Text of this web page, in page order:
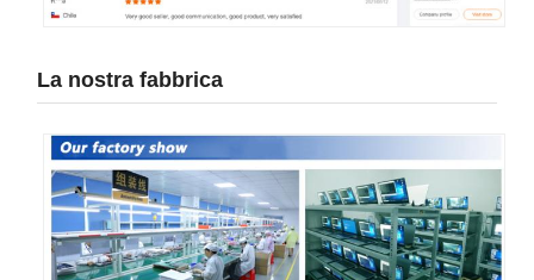
La nostra fabbrica